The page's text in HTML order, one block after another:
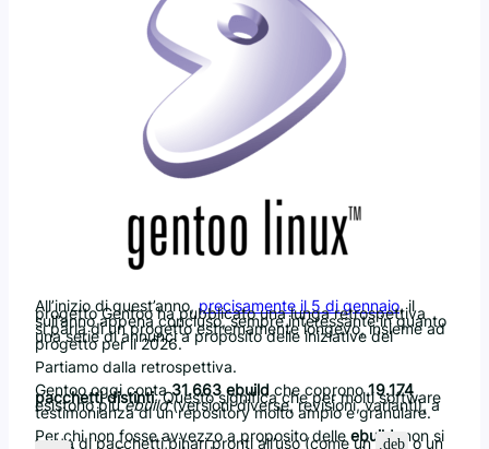
All’inizio di quest’anno, precisamente il 5 di gennaio, il
progetto Gentoo ha pubblicato una lunga retrospettiva
sull’anno appena concluso, sempre interessante in quanto
si parla di un progetto estremamente longevo, insieme ad
una serie di annunci a proposito delle iniziative del
progetto per il 2026.
Partiamo dalla retrospettiva.
Gentoo oggi conta31.663 ebuild che coprono19.174
pacchetti distinti. Questo significa che per molti software
esistono piùebuild(versioni diverse, revisioni, varianti), a
testimonianza di un repository molto ampio e granulare.
Per chi non fosse avvezzo a proposito delle ebuild : non si
tratta di pacchetti binari pronti all’uso (come un .deb o un